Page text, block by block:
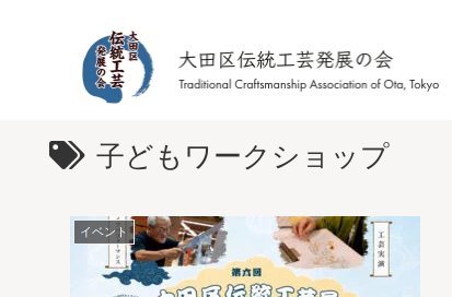
子どもワークショップ
イベント